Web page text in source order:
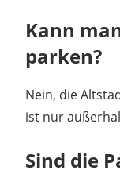
Kann
parken?
Nein, die
ist nur
Sind die